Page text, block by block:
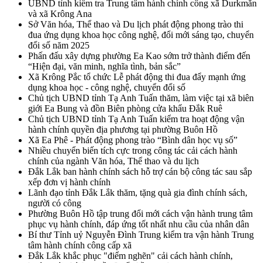
UBND tỉnh kiểm tra Trung tâm hành chính công xã Durkmăn
và xã Krông Ana
Sở Văn hóa, Thể thao và Du lịch phát động phong trào thi
đua ứng dụng khoa học công nghệ, đổi mới sáng tạo, chuyển
đổi số năm 2025
Phấn đấu xây dựng phường Ea Kao sớm trở thành điểm đến
“Hiện đại, văn minh, nghĩa tình, bản sắc”
Xã Krông Pắc tổ chức Lễ phát động thi đua đẩy mạnh ứng
dụng khoa học - công nghệ, chuyển đổi số
Chủ tịch UBND tỉnh Tạ Anh Tuấn thăm, làm việc tại xã biên
giới Ea Bung và đồn Biên phòng cửa khẩu Đắk Ruê
Chủ tịch UBND tỉnh Tạ Anh Tuấn kiểm tra hoạt động vận
hành chính quyền địa phương tại phường Buôn Hồ
Xã Ea Phê - Phát động phong trào “Bình dân học vụ số”
Nhiều chuyển biến tích cực trong công tác cải cách hành
chính của ngành Văn hóa, Thể thao và du lịch
Đắk Lắk ban hành chính sách hỗ trợ cán bộ công tác sau sắp
xếp đơn vị hành chính
Lãnh đạo tỉnh Đắk Lắk thăm, tặng quà gia đình chính sách,
người có công
Phường Buôn Hồ tập trung đổi mới cách vận hành trung tâm
phục vụ hành chính, đáp ứng tốt nhất nhu cầu của nhân dân
Bí thư Tỉnh uỷ Nguyễn Đình Trung kiểm tra vận hành Trung
tâm hành chính công cấp xã
Đắk Lắk khắc phục "điểm nghẽn" cải cách hành chính,